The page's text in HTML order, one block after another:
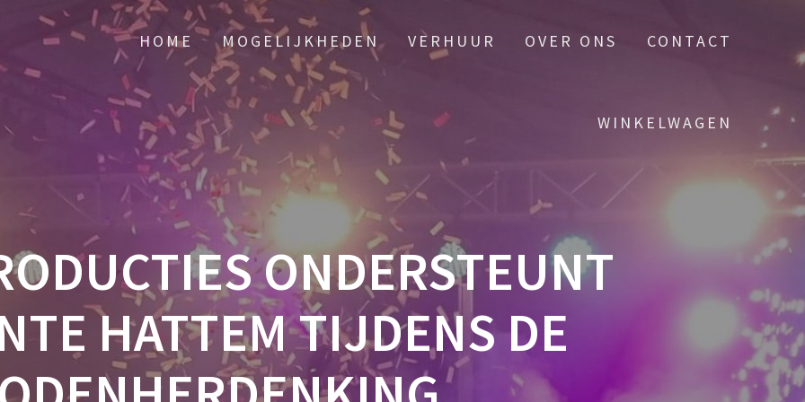
HOME MOGELIJKHEDEN VERHUUR OVER ONS CONTACT
WINKELWAGEN
ONDERSTEUNT
HATTEM TIJDENS DE